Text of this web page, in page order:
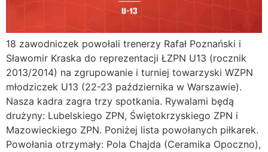
18 zawodniczek powołali trenerzy Rafał Poznański i
Sławomir Kraska do reprezentacji ŁZPN U13 (rocznik
2013/2014) na zgrupowanie i turniej towarzyski WZPN
młodziczek U13 (22-23 października w Warszawie).
Nasza kadra zagra trzy spotkania. Rywalami będą
drużyny: Lubelskiego ZPN, Świętokrzyskiego ZPN i
Mazowieckiego ZPN. Poniżej lista powołanych piłkarek.
Powołania otrzymały: Pola Chajda (Ceramika Opoczno),